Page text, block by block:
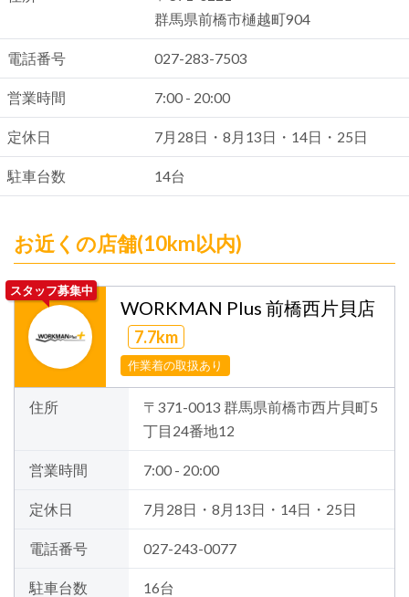
群馬県前橋市樋越町904
電話番号 027-283-7503
営業時間 7:00 - 20:00
定休日 7月28日・8月13日・14日・25日
駐車台数 14台
お近くの店舗(10km以内)
スタッフ募集中
WORKMAN Plus 前橋西片貝店
7.7km
作業着の取扱あり
住所
〒371-0013 群馬県前橋市西片貝町5
丁目24番地12
営業時間 7:00 - 20:00
定休日 7月28日・8月13日・14日・25日
電話番号 027-243-0077
駐車台数 16台